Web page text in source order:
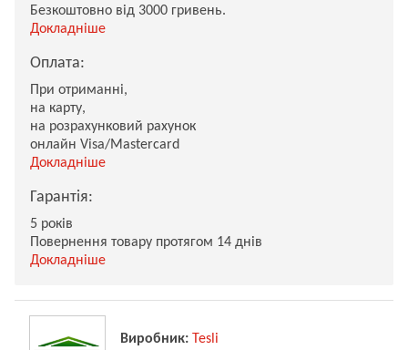
Безкоштовно від 3000 гривень.
Докладніше
Оплата:
При отриманні,
на карту,
на розрахунковий рахунок
онлайн Visa/Mastercard
Докладніше
Гарантія:
5 років
Повернення товару протягом 14 днів
Докладніше
Виробник: Tesli